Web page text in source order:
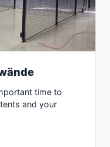
time to
and your